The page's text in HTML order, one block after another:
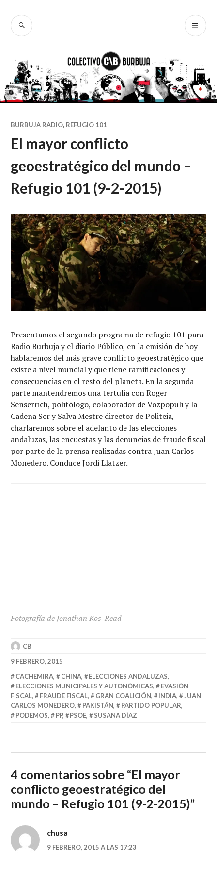
contenido
BUSCAR
BURBUJA RADIO, REFUGIO 101
El mayor conflicto
geoestratégico del mundo –
Refugio 101 (9-2-2015)
Presentamos el segundo programa de refugio 101 para
Radio Burbuja y el diario Público, en la emisión de hoy
hablaremos del más grave conflicto geoestratégico que
existe a nivel mundial y que tiene ramificaciones y
consecuencias en el resto del planeta. En la segunda
parte mantendremos una tertulia con Roger
Senserrich, politólogo, colaborador de Vozpopuli y la
Cadena Ser y Salva Mestre director de Politeia,
charlaremos sobre el adelanto de las elecciones
andaluzas, las encuestas y las denuncias de fraude fiscal
por parte de la prensa realizadas contra Juan Carlos
Monedero. Conduce Jordi Llatzer.
Fotografía de Jonathan Kos-Read
CB
9 FEBRERO, 2015
CACHEMIRA, CHINA, ELECCIONES ANDALUZAS,
ELECCIONES MUNICIPALES Y AUTONÓMICAS,
EVASIÓN
FISCAL, FRAUDE FISCAL, GRAN COALICIÓN, INDIA,
JUAN
CARLOS MONEDERO, PAKISTÁN, PARTIDO POPULAR,
PODEMOS, PP, PSOE, SUSANA DÍAZ
4 comentarios sobre “El mayor
conflicto geoestratégico del
mundo – Refugio 101 (9-2-2015)”
chusa
9 FEBRERO, 2015 A LAS 17:23